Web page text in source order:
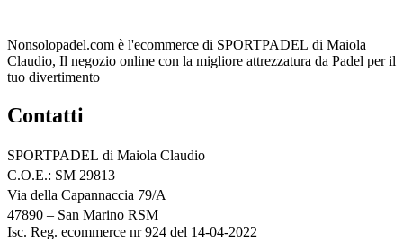
Nonsolopadel.com è l'ecommerce di SPORTPADEL di Maiola
Claudio, Il negozio online con la migliore attrezzatura da Padel per il
tuo divertimento
Contatti
SPORTPADEL di Maiola Claudio
C.O.E.: SM 29813
Via della Capannaccia 79/A
47890 – San Marino RSM
Isc. Reg. ecommerce nr 924 del 14-04-2022